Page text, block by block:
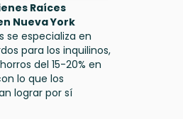
Raíces
Nueva York
se especializa en
para los inquilinos,
del 15-20% en
lo que los
lograr por sí